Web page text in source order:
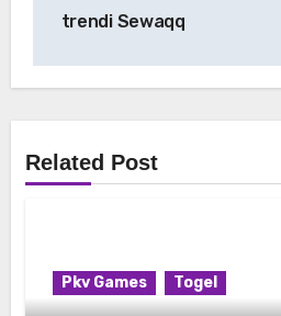
trendi Sewaqq
Related Post
Pkv Games Togel